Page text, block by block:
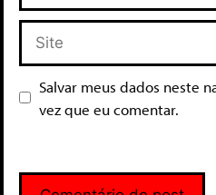
Salvar meus dados neste
vez que eu comentar.